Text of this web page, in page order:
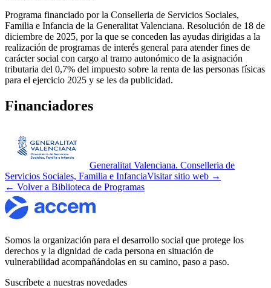
Programa financiado por la Conselleria de Servicios Sociales,
Familia e Infancia de la Generalitat Valenciana. Resolución de 18 de
diciembre de 2025, por la que se conceden las ayudas dirigidas a la
realización de programas de interés general para atender fines de
carácter social con cargo al tramo autonómico de la asignación
tributaria del 0,7% del impuesto sobre la renta de las personas físicas
para el ejercicio 2025 y se les da publicidad.
Financiadores
Generalitat Valenciana. Conselleria de
Servicios Sociales, Familia e InfanciaVisitar sitio web →
← Volver a Biblioteca de Programas
Somos la organización para el desarrollo social que protege los
derechos y la dignidad de cada persona en situación de
vulnerabilidad acompañándolas en su camino, paso a paso.
Suscríbete a nuestras novedades